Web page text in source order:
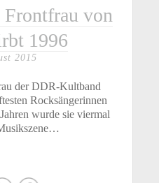
Frontfrau von
1996
2015
der DDR-Kultband
Rocksängerinnen
wurde sie viermal